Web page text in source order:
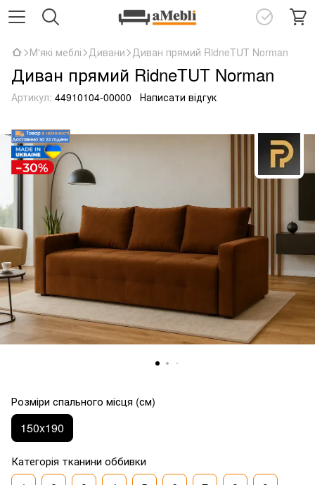
М'які меблі Дивани Диван прямий RidneTUT Norman
Диван прямий RidneTUT Norman
Артикул: 44910104-00000 Написати відгук
Розміри спального місця (см)
150x190
Категорія тканини оббивки